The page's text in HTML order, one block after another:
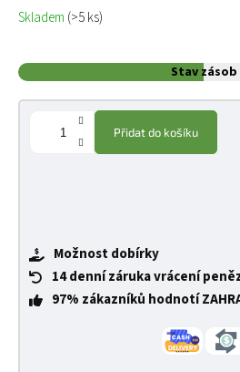
Měrná cena:
Skladem (>5 ks)
Stav zásob
Přidat do košíku
Možnost dobírky
14 denní záruka vrácení
97% zákazníků hodnotí